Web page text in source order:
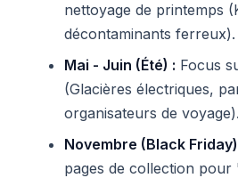
nettoyage de printemps
décontaminants ferreux).
Mai - Juin (Été) : Focus
(Glacières électriques,
organisateurs de voyage).
Novembre (Black
pages de collection pour